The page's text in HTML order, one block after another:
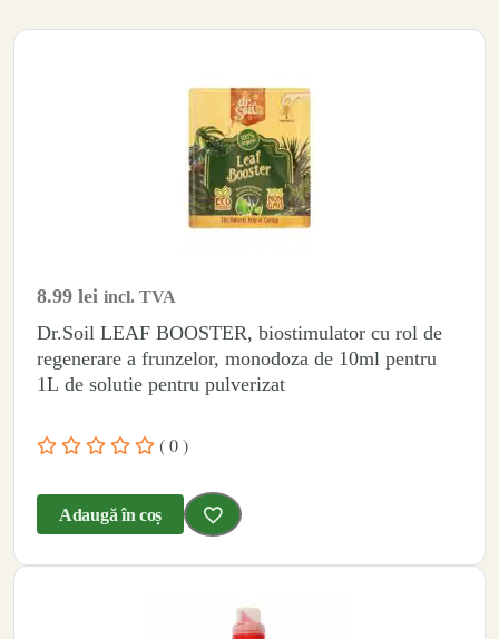
8.99 lei incl. TVA
Dr.Soil LEAF BOOSTER, biostimulator cu rol de
regenerare a frunzelor, monodoza de 10ml pentru
1L de solutie pentru pulverizat
( 0 )
Adaugă în coș